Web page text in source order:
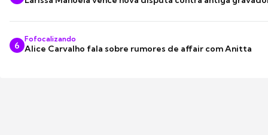
6
Fofocalizando
Alice Carvalho fala sobre rumores de affair com Anitta